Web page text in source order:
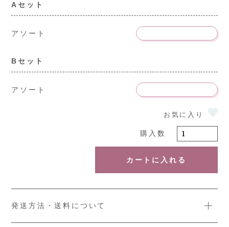
Aセット
アソート
Bセット
アソート
カートに入れる
発送方法・送料について